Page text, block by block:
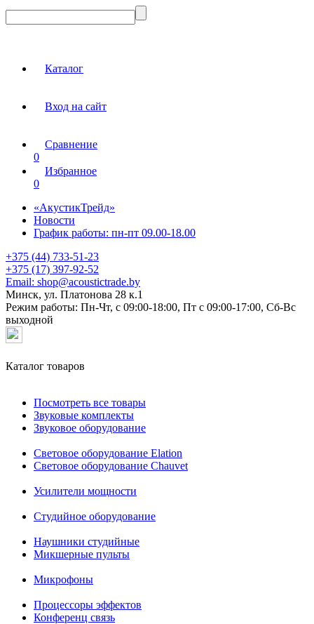
Каталог
Вход на сайт
Сравнение
0
Избранное
0
«АкустикТрейд»
Новости
График работы: пн-пт 09.00-18.00
+375 (44) 733-51-23
+375 (17) 397-92-52
Email: shop@acoustictrade.by
Минск, ул. Платонова 28 к.1
Режим работы: Пн-Чт, с 09:00-18:00, Пт с 09:00-17:00, Сб-Вс
выходной
Каталог товаров
Посмотреть все товары
Звуковые комплекты
Звуковое оборудование
Световое оборудование Elation
Cветовое оборудование Chauvet
Усилители мощности
Студийное оборудование
Наушники студийные
Микшерные пульты
Микрофоны
Процессоры эффектов
Конференц связь